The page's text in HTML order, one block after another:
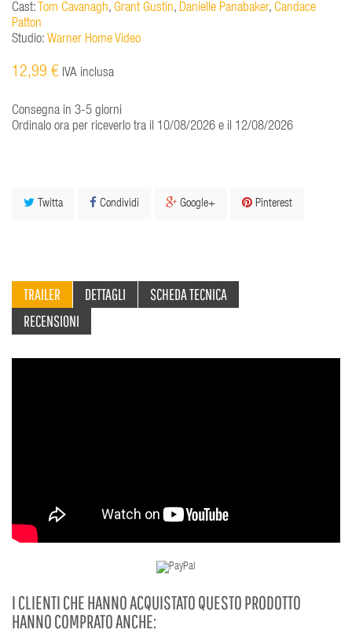
Cast: Tom Cavanagh, Grant Gustin, Danielle Panabaker, Candace
Patton
Studio: Warner Home Video
12,99 € IVA inclusa
Consegna in 3-5 giorni
Ordinalo ora per riceverlo tra il 10/08/2026 e il 12/08/2026
Twitta Condividi Google+ Pinterest
TRAILER DETTAGLI
SCHEDA TECNICA
RECENSIONI
I CLIENTI CHE HANNO ACQUISTATO QUESTO PRODOTTO
HANNO COMPRATO ANCHE: